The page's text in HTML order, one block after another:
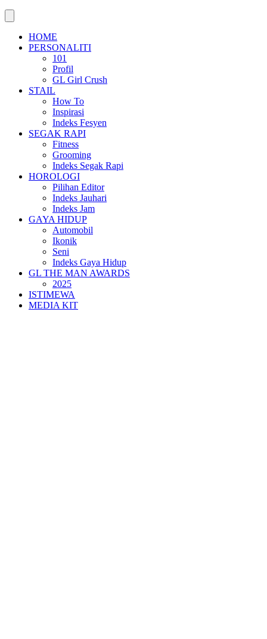
HOME
PERSONALITI
101
Profil
GL Girl Crush
STAIL
How To
Inspirasi
Indeks Fesyen
SEGAK RAPI
Fitness
Grooming
Indeks Segak Rapi
HOROLOGI
Pilihan Editor
Indeks Jauhari
Indeks Jam
GAYA HIDUP
Automobil
Ikonik
Seni
Indeks Gaya Hidup
GL THE MAN AWARDS
2025
ISTIMEWA
MEDIA KIT